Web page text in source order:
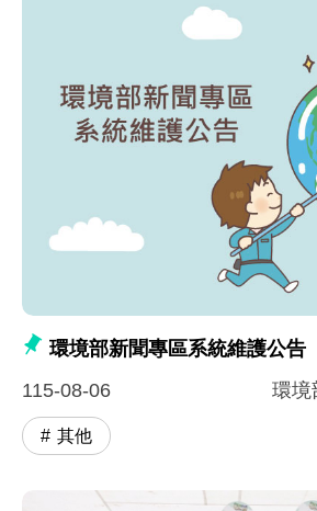
環境部新聞專區系統維護公告
115-08-06
環境
其他